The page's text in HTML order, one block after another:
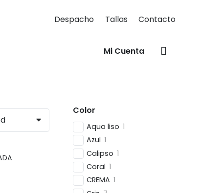
Despacho Tallas Contacto
Mi Cuenta
Color
Aqua liso 1
Azul 1
Calipso 1
Coral 1
CREMA 1